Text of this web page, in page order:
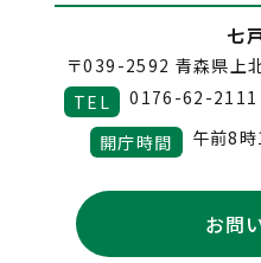
七
〒039-2592 青森県上
TEL
0176-62-2111
開庁時間
午前8
お問